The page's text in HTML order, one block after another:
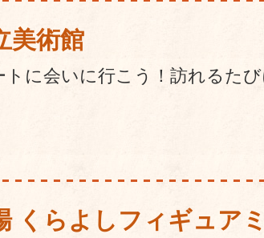
美術館
トに会いに行こう！訪れるた
くらよしフィギュア